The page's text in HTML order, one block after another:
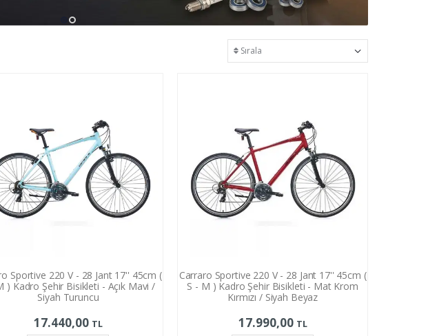
Sportive 220 V - 28 Jant 17'' 45cm (
) Kadro Şehir Bisikleti - Açık Mavi /
Siyah Turuncu
17.440,00 TL
Carraro Sportive 220 V - 28 Jant 17'' 45cm (
S - M ) Kadro Şehir Bisikleti - Mat Krom
Kırmızı / Siyah Beyaz
17.990,00 TL